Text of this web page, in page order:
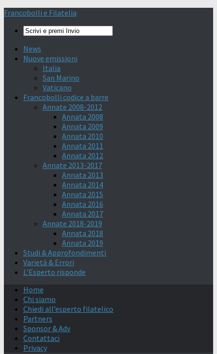
Francobolli e Filatelia
News
Nuove emissioni
Italia
San Marino
Vaticano
Francobolli codice a barre
Annate 2008-2012
Annata 2008
Annata 2009
Annata 2010
Annata 2011
Annata 2012
Annate 2013-2017
Annata 2013
Annata 2014
Annata 2015
Annata 2016
Annata 2017
Annate 2018-2019
Annata 2018
Annata 2019
Studi & Approfondimenti
Varietà & Errori
L’Esperto risponde
Home
Chi siamo
Chiedi all’esperto filatelico
Partners
Sponsor & Adv
Contattaci
Privacy